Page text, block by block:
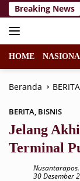
Langsung
ke
konten
Breaking News
2026,
HOME
Beranda BERITA
BERITA, BISNIS
Jelang
Terminal
30 Desember